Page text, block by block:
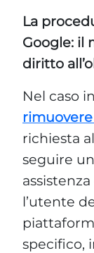
La
Google: il
diritto
Nel caso
richiesta
seguire
l’utente
specifico,